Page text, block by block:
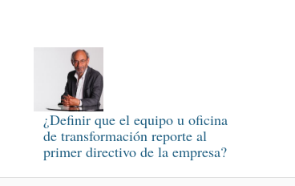
¿Definir que el equipo u oficina
de transformación reporte al
primer directivo de la empresa?